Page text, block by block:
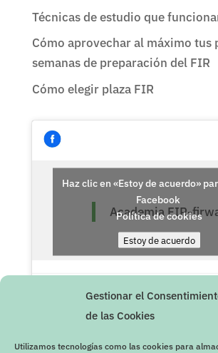
Gestionar el
de las Cookies
Utilizamos tecnologías como las cookies para
Técnicas de estudio que
Cómo aprovechar al máximo tus
semanas de preparación del FIR
Cómo elegir plaza FIR
Academia FIR-
Haz clic en «Estoy de acuerdo»
Facebook
Política de cookies
Estoy de acuerdo